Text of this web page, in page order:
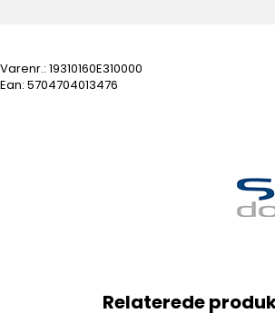
Varenr.: 19310160E310000
Ean: 5704704013476
Relaterede